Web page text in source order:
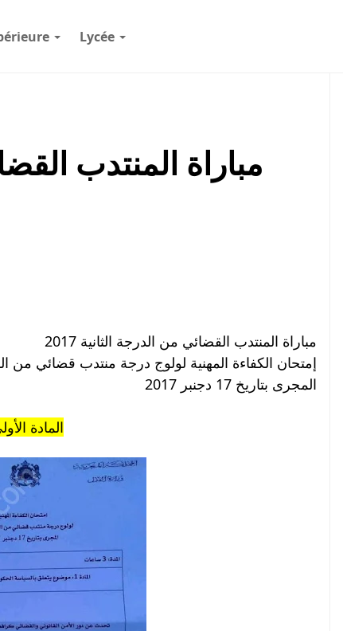
Lycée
مباراة المنتدب
مباراة المنتدب القضائي من الدرجة الثانية 2017
إمتحان الكفاءة المهنية لولوج درجة منتدب قضائي من
المجرى بتاريخ 17 دجنبر 2017
المادة